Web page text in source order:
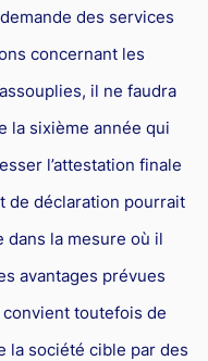
des services
concernant les
il ne faudra
la sixième année qui
l’attestation finale
de déclaration pourrait
la mesure où il
avantages prévues
toutefois de
la société cible par des